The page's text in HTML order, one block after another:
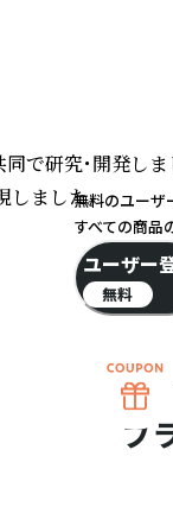
で研究・開発しま
ました。
ブ
無料のユーザ
すべての商品
ユーザー
無料